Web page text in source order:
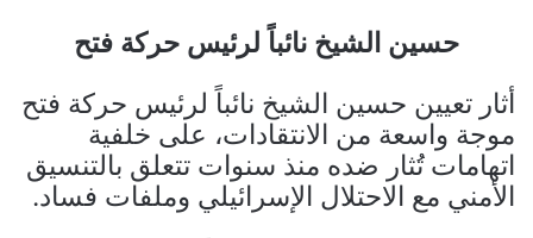
حسين الشيخ نائباً لرئيس حركة فتح
أثار تعيين حسين الشيخ نائباً لرئيس حركة فتح
موجة واسعة من الانتقادات، على خلفية
اتهامات تُثار ضده منذ سنوات تتعلق بالتنسيق
الأمني مع الاحتلال الإسرائيلي وملفات فساد.